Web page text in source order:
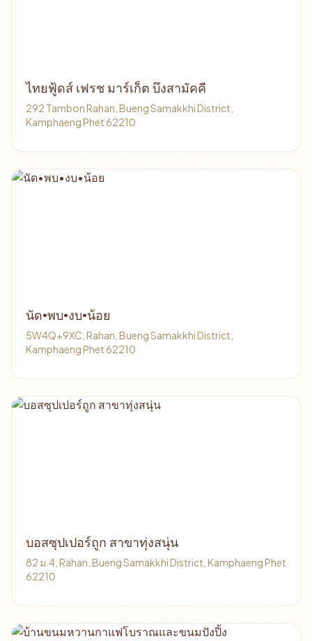
ไทยฟู้ดส์ เฟรช มาร์เก็ต บึงสามัคคี
292 Tambon Rahan, Bueng Samakkhi District,
Kamphaeng Phet 62210
นัด•พบ•งบ•น้อย
5W4Q+9XC, Rahan, Bueng Samakkhi District,
Kamphaeng Phet 62210
บอสซุปเปอร์ถูก สาขาทุ่งสนุ่น
82 ม.4, Rahan, Bueng Samakkhi District, Kamphaeng Phet
62210